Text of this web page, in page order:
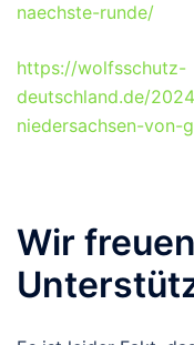
naechste-runde/
https://wolfsschutz-
deutschland.de/
niedersachsen-von-
Wir